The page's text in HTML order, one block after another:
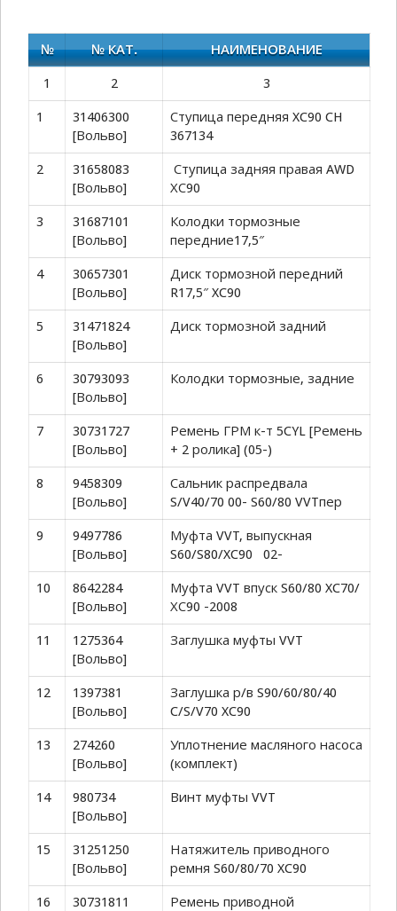
№ № КАТ. НАИМЕНОВАНИЕ
1 2 3
1
31406300
[Вольво]
Ступица передняя XC90 CH
367134
2
31658083
[Вольво]
Ступица задняя правая AWD
ХС90
3
31687101
[Вольво]
Колодки тормозные
передние17,5″
4
30657301
[Вольво]
Диск тормозной передний
R17,5″ XC90
5
31471824
[Вольво]
Диск тормозной задний
6
30793093
[Вольво]
Колодки тормозные, задние
7
30731727
[Вольво]
Ремень ГРМ к-т 5CYL [Ремень
+ 2 ролика] (05-)
8
9458309
[Вольво]
Сальник распредвала
S/V40/70 00- S60/80 VVTпер
9
9497786
[Вольво]
Муфта VVT, выпускная
S60/S80/XC90 02-
10
8642284
[Вольво]
Муфта VVT впуск S60/80 XC70/
ХС90 -2008
11
1275364
[Вольво]
Заглушка муфты VVT
12
1397381
[Вольво]
Заглушка р/в S90/60/80/40
C/S/V70 XC90
13
274260
[Вольво]
Уплотнение масляного насоса
(комплект)
14
980734
[Вольво]
Винт муфты VVT
15
31251250
[Вольво]
Натяжитель приводного
ремня S60/80/70 XC90
16
30731811
Ремень приводной